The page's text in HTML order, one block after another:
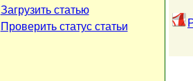
Загрузить статью
Проверить статус статьи